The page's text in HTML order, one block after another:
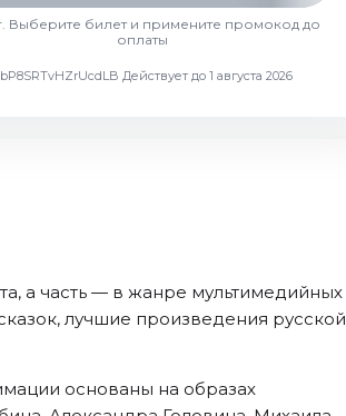
Выберите билет и примените промокод до
оплаты
Действует до 1 августа 2026
а часть — в жанре мультимедийных
лучшие произведения русской
основаны на образах